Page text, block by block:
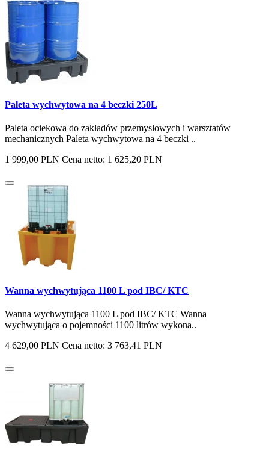
Paleta wychwytowa na 4 beczki 250L
Paleta ociekowa do zakładów przemysłowych i warsztatów
mechanicznych Paleta wychwytowa na 4 beczki ..
1 999,00 PLN Cena netto: 1 625,20 PLN
Wanna wychwytująca 1100 L pod IBC/ KTC
Wanna wychwytująca 1100 L pod IBC/ KTC Wanna
wychwytująca o pojemności 1100 litrów wykona..
4 629,00 PLN Cena netto: 3 763,41 PLN